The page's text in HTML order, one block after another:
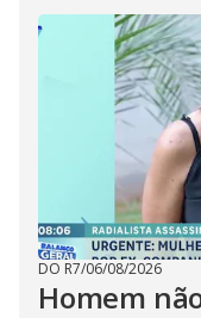
DO R7/06/08/2026
Homem